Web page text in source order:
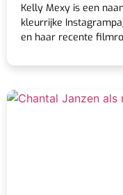
Kelly Mexy is een
kleurrijke
en haar recente